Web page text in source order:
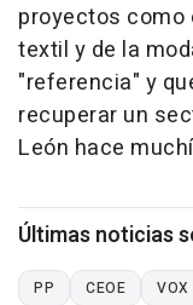
proyectos como
textil y de la
"referencia" y
recuperar un
León hace
Últimas noticias
PP CEOE VOX